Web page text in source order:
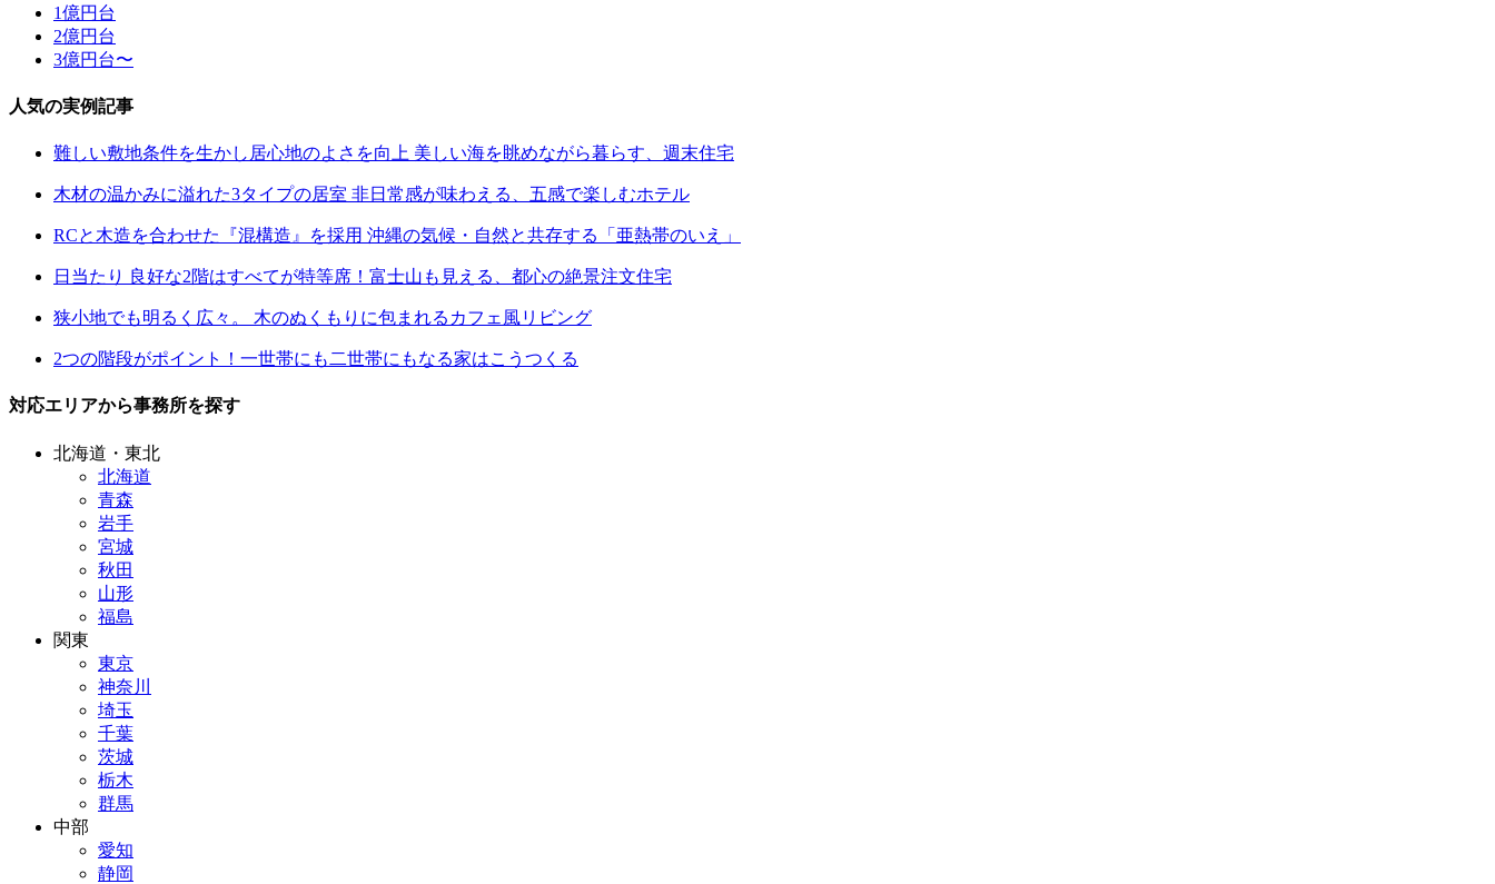
1億円台
2億円台
3億円台〜
人気の実例記事
難しい敷地条件を生かし居心地のよさを向上 美しい海を眺めながら暮らす、週末住宅
木材の温かみに溢れた3タイプの居室 非日常感が味わえる、五感で楽しむホテル
RCと木造を合わせた『混構造』を採用 沖縄の気候・自然と共存する「亜熱帯のいえ」
日当たり 良好な2階はすべてが特等席！富士山も見える、都心の絶景注文住宅
狭小地でも明るく広々。 木のぬくもりに包まれるカフェ風リビング
2つの階段がポイント！一世帯にも二世帯にもなる家はこうつくる
対応エリアから事務所を探す
北海道・東北
北海道
青森
岩手
宮城
秋田
山形
福島
関東
東京
神奈川
埼玉
千葉
茨城
栃木
群馬
中部
愛知
静岡